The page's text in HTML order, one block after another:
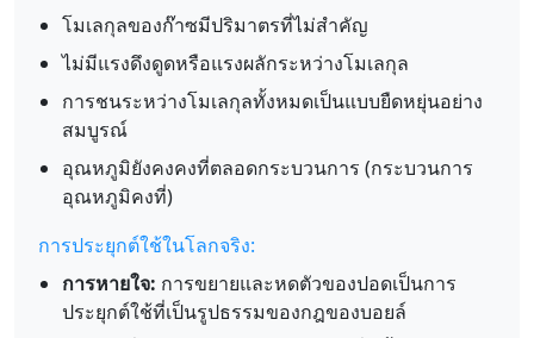
โมเลกุลของก๊าซมีปริมาตรที่ไม่สำคัญ
ไม่มีแรงดึงดูดหรือแรงผลักระหว่างโมเลกุล
การชนระหว่างโมเลกุลทั้งหมดเป็นแบบยืดหยุ่นอย่าง
สมบูรณ์
อุณหภูมิยังคงคงที่ตลอดกระบวนการ (กระบวนการ
อุณหภูมิคงที่)
การประยุกต์ใช้ในโลกจริง:
การหายใจ: การขยายและหดตัวของปอดเป็นการ
ประยุกต์ใช้ที่เป็นรูปธรรมของกฎของบอยล์